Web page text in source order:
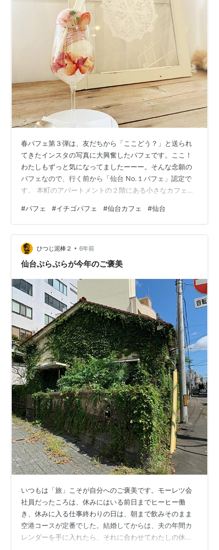
春パフェ第３弾は、友だちから「ここどう？」と送られ
てきたインスタの写真に大興奮したパフェです。ここ！
わたしもずっと気になってましたーーー。そんな念願の
パフェなので、行く前から「仙台 No.１パフェ」認定で
す。 本町のアパートメントの２階にある小さなカフェ、
通り古いふつうのアパートメントなので気がつかずにふ
つうに通り過ぎてしまいました。 ３月は忙しくしていた
こともあり、この日はとても久しぶりに外に出ました。
しつこく居座り続けていた冬がいつの間にかいなくなっ
ていて、その前に外に出た時よりも空気が一段階春にな
#パフェ #イチゴパフェ #仙台カフェ #仙台
ひつじ泥棒２ • 6年前
仙台ぷらぷらが今年のご褒美
いつもは「旅」こそが自分へのご褒美です。モーレツ会
社員だったころは、休みにはいる前日までヒーヒー働
き、休みに入る仕事終わりの日は、朝まで飲みそのまま
空港コースが定番でした。結婚してからは、夫の年間カ
レンダーを手に入れたら、それに合わせてわたしの休み